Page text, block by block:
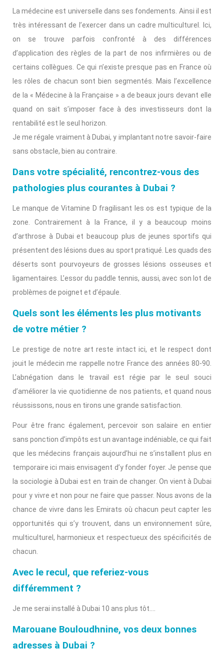
La médecine est universelle dans ses fondements. Ainsi il est
très intéressant de l’exercer dans un cadre multiculturel. Ici,
on se trouve parfois confronté à des différences
d’application des règles de la part de nos infirmières ou de
certains collègues. Ce qui n’existe presque pas en France où
les rôles de chacun sont bien segmentés. Mais l’excellence
de la « Médecine à la Française » a de beaux jours devant elle
quand on sait s’imposer face à des investisseurs dont la
rentabilité est le seul horizon.
Je me régale vraiment à Dubai, y implantant notre savoir-faire
sans obstacle, bien au contraire.
Dans votre spécialité, rencontrez-vous des
pathologies plus courantes à Dubai ?
Le manque de Vitamine D fragilisant les os est typique de la
zone. Contrairement à la France, il y a beaucoup moins
d’arthrose à Dubai et beaucoup plus de jeunes sportifs qui
présentent des lésions dues au sport pratiqué. Les quads des
déserts sont pourvoyeurs de grosses lésions osseuses et
ligamentaires. L’essor du paddle tennis, aussi, avec son lot de
problèmes de poignet et d’épaule.
Quels sont les éléments les plus motivants
de votre métier ?
Le prestige de notre art reste intact ici, et le respect dont
jouit le médecin me rappelle notre France des années 80-90.
L’abnégation dans le travail est régie par le seul souci
d’améliorer la vie quotidienne de nos patients, et quand nous
réussissons, nous en tirons une grande satisfaction.
Pour être franc également, percevoir son salaire en entier
sans ponction d’impôts est un avantage indéniable, ce qui fait
que les médecins français aujourd’hui ne s’installent plus en
temporaire ici mais envisagent d’y fonder foyer. Je pense que
la sociologie à Dubai est en train de changer. On vient à Dubai
pour y vivre et non pour ne faire que passer. Nous avons de la
chance de vivre dans les Emirats où chacun peut capter les
opportunités qui s’y trouvent, dans un environnement sûre,
multiculturel, harmonieux et respectueux des spécificités de
chacun.
Avec le recul, que referiez-vous
différemment ?
Je me serai installé à Dubai 10 ans plus tôt….
Marouane Bouloudhnine, vos deux bonnes
adresses à Dubai ?